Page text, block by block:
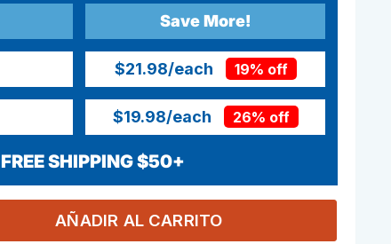
Save More!
$21.98/each 19% off
$19.98/each 26% off
FREE SHIPPING $50+
AÑADIR AL CARRITO